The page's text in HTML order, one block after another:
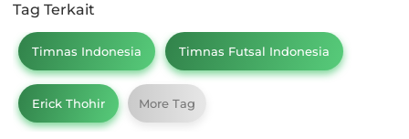
Tag Terkait
Timnas Indonesia Timnas Futsal Indonesia
Erick Thohir More Tag